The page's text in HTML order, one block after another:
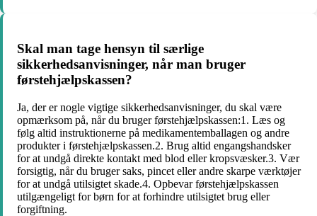
Skal man tage hensyn til særlige
sikkerhedsanvisninger, når man bruger
førstehjælpskassen?
Ja, der er nogle vigtige sikkerhedsanvisninger, du skal være
opmærksom på, når du bruger førstehjælpskassen:1. Læs og
følg altid instruktionerne på medikamentemballagen og andre
produkter i førstehjælpskassen.2. Brug altid engangshandsker
for at undgå direkte kontakt med blod eller kropsvæsker.3. Vær
forsigtig, når du bruger saks, pincet eller andre skarpe værktøjer
for at undgå utilsigtet skade.4. Opbevar førstehjælpskassen
utilgængeligt for børn for at forhindre utilsigtet brug eller
forgiftning.